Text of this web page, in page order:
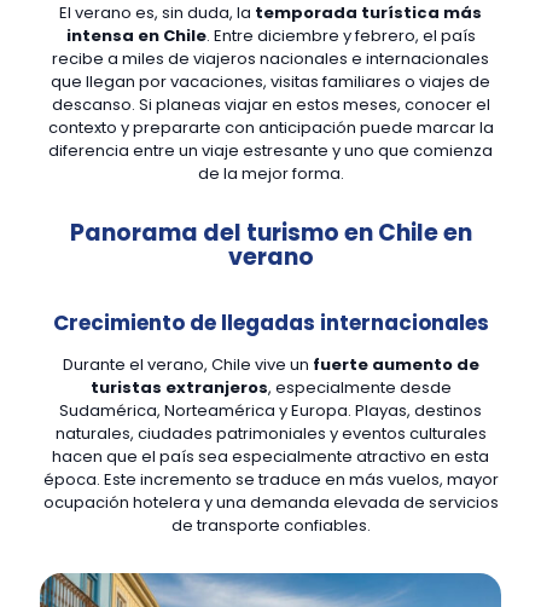
El verano es, sin duda, la temporada turística más
intensa en Chile. Entre diciembre y febrero, el país
recibe a miles de viajeros nacionales e internacionales
que llegan por vacaciones, visitas familiares o viajes de
descanso. Si planeas viajar en estos meses, conocer el
contexto y prepararte con anticipación puede marcar la
diferencia entre un viaje estresante y uno que comienza
de la mejor forma.
Panorama del turismo en Chile en
verano
Crecimiento de llegadas internacionales
Durante el verano, Chile vive un fuerte aumento de
turistas extranjeros, especialmente desde
Sudamérica, Norteamérica y Europa. Playas, destinos
naturales, ciudades patrimoniales y eventos culturales
hacen que el país sea especialmente atractivo en esta
época. Este incremento se traduce en más vuelos, mayor
ocupación hotelera y una demanda elevada de servicios
de transporte confiables.